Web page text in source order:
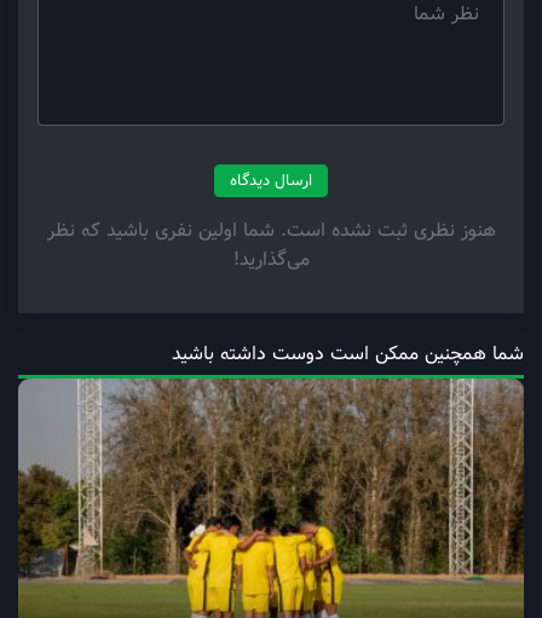
ارسال دیدگاه
هنوز نظری ثبت نشده است. شما اولین نفری باشید که نظر
می‌گذارید!
شما همچنین ممکن است دوست داشته باشید